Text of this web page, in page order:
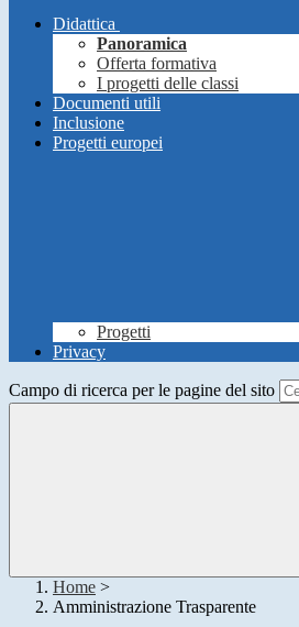
Didattica
Panoramica
Offerta formativa
I progetti delle classi
Documenti utili
Inclusione
Progetti europei
Progetti
Privacy
Campo di ricerca per le pagine del sito
Home >
Amministrazione Trasparente